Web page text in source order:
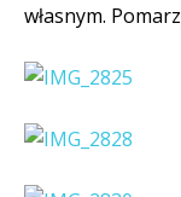
własnym.